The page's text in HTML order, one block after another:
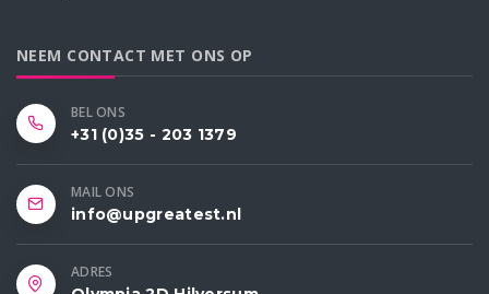
NEEM CONTACT MET ONS OP
BEL ONS
+31 (0)35 - 203 1379
MAIL ONS
info@upgreatest.nl
ADRES